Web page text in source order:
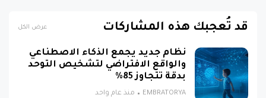
قد تُعجبك هذه المشاركات عرض الكل
نظام جديد يجمع الذكاء الاصطناعي
والواقع الافتراضي لتشخيص التوحد
بدقة تتجاوز 85%
EMBRATORYA منذ عام واحد